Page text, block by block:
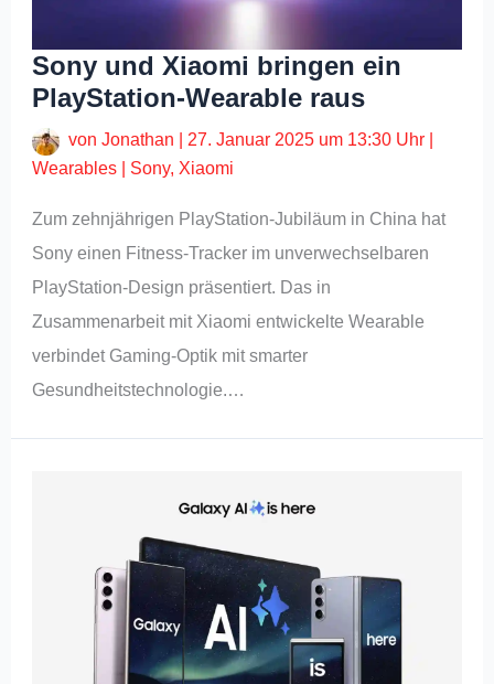
Sony und Xiaomi bringen ein
PlayStation-Wearable raus
vonJonathan 27. Januar 2025 um 13:30 Uhr
Wearables
Sony, Xiaomi
Zum zehnjährigen PlayStation-Jubiläum in China hat
Sony einen Fitness-Tracker im unverwechselbaren
PlayStation-Design präsentiert. Das in
Zusammenarbeit mit Xiaomi entwickelte Wearable
verbindet Gaming-Optik mit smarter
Gesundheitstechnologie.…